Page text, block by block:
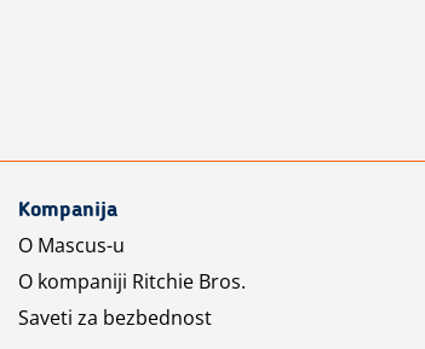
Kompanija
O Mascus-u
O kompaniji Ritchie Bros.
Saveti za bezbednost